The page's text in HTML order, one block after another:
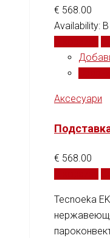
€ 568.00
Availability:
Аксесуари
€ 568.00
Tecnoeka